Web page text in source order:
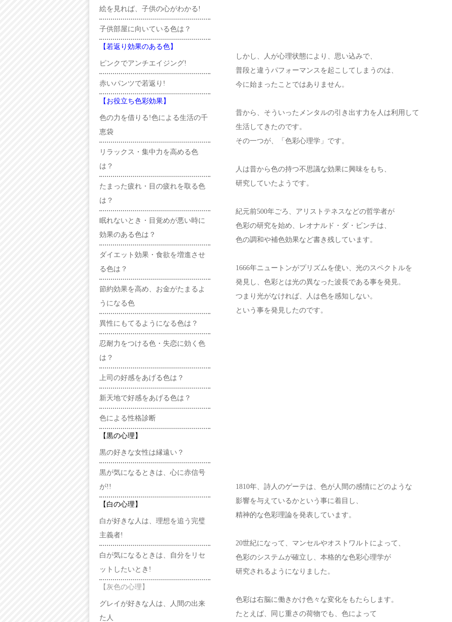
しかし、人が心理状態により、思い込みで、
普段と違うパフォーマンスを起こしてしまうのは、
今に始まったことではありません。
昔から、そういったメンタルの引き出す力を人は利用して
生活してきたのです。
その一つが、「色彩心理学」です。
人は昔から色の持つ不思議な効果に興味をもち、
研究していたようです。
紀元前500年ごろ、アリストテネスなどの哲学者が
色彩の研究を始め、レオナルド・ダ・ビンチは、
色の調和や補色効果など書き残しています。
1666年ニュートンがプリズムを使い、光のスペクトルを
発見し、色彩とは光の異なった波長である事を発見。
つまり光がなければ、人は色を感知しない。
という事を発見したのです。
1810年、詩人のゲーテは、色が人間の感情にどのような
影響を与えているかという事に着目し、
精神的な色彩理論を発表しています。
20世紀になって、マンセルやオストワルトによって、
色彩のシステムが確立し、本格的な色彩心理学が
研究されるようになりました。
色彩は右脳に働きかけ色々な変化をもたらします。
たとえば、同じ重さの荷物でも、色によって
絵を見れば、子供の心がわかる!
子供部屋に向いている色は？
【若返り効果のある色】
ピンクでアンチエイジング!
赤いパンツで若返り!
【お役立ち色彩効果】
色の力を借りる!色による生活の千
恵袋
リラックス・集中力を高める色
は？
たまった疲れ・目の疲れを取る色
は？
眠れないとき・目覚めが悪い時に
効果のある色は？
ダイエット効果・食欲を増進させ
る色は？
節約効果を高め、お金がたまるよ
うになる色
異性にもてるようになる色は？
忍耐力をつける色・失恋に効く色
は？
上司の好感をあげる色は？
新天地で好感をあげる色は？
色による性格診断
【黒の心理】
黒の好きな女性は縁遠い？
黒が気になるときは、心に赤信号
が!!
【白の心理】
白が好きな人は、理想を追う完璧
主義者!
白が気になるときは、自分をリセ
ットしたいとき!
【灰色の心理】
グレイが好きな人は、人間の出来
た人